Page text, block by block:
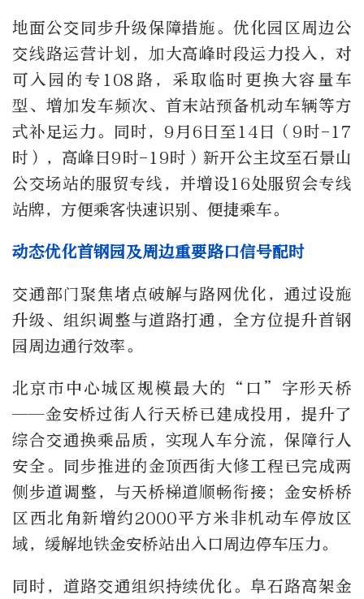
地面公交同步升级保障措施。优化园区周边公
交线路运营计划，加大高峰时段运力投入，对
可入园的专108路，采取临时更换大容量车
型、增加发车频次、首末站预备机动车辆等方
式补足运力。同时，9月6日至14日（9时-17
时），高峰日9时-19时）新开公主坟至石景山
公交场站的服贸专线，并增设16处服贸会专线
站牌，方便乘客快速识别、便捷乘车。
动态优化首钢园及周边重要路口信号配时
交通部门聚焦堵点破解与路网优化，通过设施
升级、组织调整与道路打通，全方位提升首钢
园周边通行效率。
北京市中心城区规模最大的“口”字形天桥
——金安桥过街人行天桥已建成投用，提升了
综合交通换乘品质，实现人车分流，保障行人
安全。同步推进的金顶西街大修工程已完成两
侧步道调整，与天桥梯道顺畅衔接；金安桥桥
区西北角新增约2000平方米非机动车停放区
域，缓解地铁金安桥站出入口周边停车压力。
同时，道路交通组织持续优化。阜石路高架金